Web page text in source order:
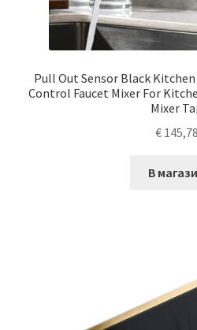
Pull Out Sensor Black
Control Faucet Mixer For
Mixer
€145,78
В